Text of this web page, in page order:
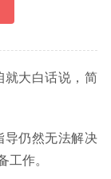
就大白话说，简
导仍然无法解决
工作。